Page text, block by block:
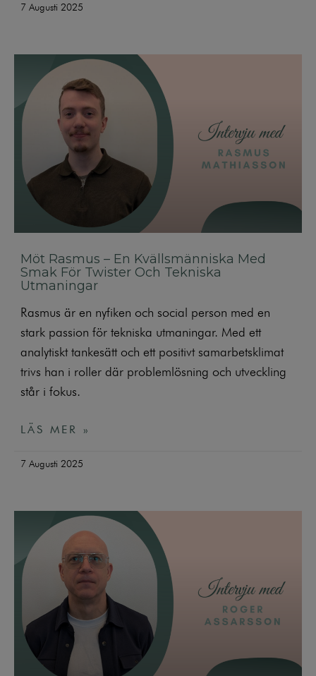
7 Augusti 2025
Möt Rasmus – En Kvällsmänniska Med
Smak För Twister Och Tekniska
Utmaningar
Rasmus är en nyfiken och social person med en
stark passion för tekniska utmaningar. Med ett
analytiskt tankesätt och ett positivt samarbetsklimat
trivs han i roller där problemlösning och utveckling
står i fokus.
LÄS MER »
7 Augusti 2025